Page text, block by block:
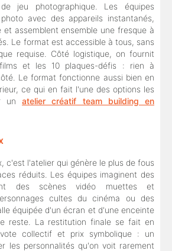
jeu photographique. Les équipes
avec des appareils instantanés,
et assemblent ensemble une fresque à
Le format est accessible à tous, sans
requise. Côté logistique, on fournit
et les 10 plaques-défis : rien à
Le format fonctionne aussi bien en
ce qui en fait l'une des options les
un atelier créatif team building en
c'est l'atelier qui génère le plus de fous
réduits. Les équipes imaginent des
des scènes vidéo muettes et
cultes du cinéma ou des
équipée d'un écran et d'une enceinte
reste. La restitution finale se fait en
collectif et prix symbolique : un
les personnalités qu'on voit rarement